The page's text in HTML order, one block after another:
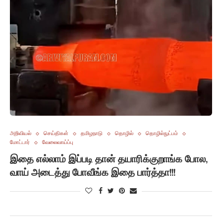
அறிவியல் செய்திகள் தமிழநாடு தொழில்
தொழில்நுட்பம்
மோட்டார்
வேலைவாய்ப்பு
இதை எல்லாம் இப்படி தான் தயாரிக்குறாங்க போல,
வாய் அடைத்து போவீங்க இதை பார்த்தா!!!